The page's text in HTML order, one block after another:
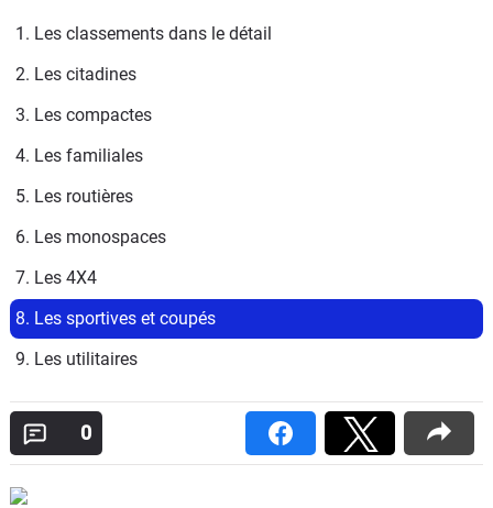
1. Les classements dans le détail
2. Les citadines
3. Les compactes
4. Les familiales
5. Les routières
6. Les monospaces
7. Les 4X4
8. Les sportives et coupés
9. Les utilitaires
0